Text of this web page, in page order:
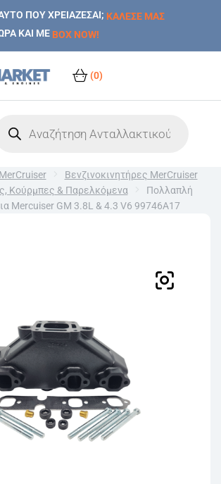
ΠΟΥ ΧΡΕΙΑΖΕΣΑΙ; ΚΑΛΕΣΕ ΜΑΣ
ΚΑΙ ΜΕ BOX NOW!
(0)
MerCruiser
Βενζινοκινητήρες MerCruiser
Κούρμπες & Παρελκόμενα
Πολλαπλή
Mercuiser GM 3.8L & 4.3 V6 99746A17